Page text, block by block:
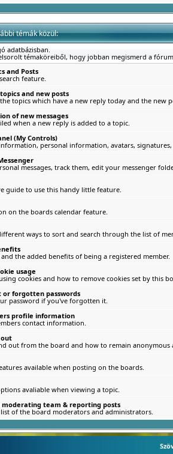
témák közül:
adatbázisban.
témaköreiből, hogy jobban megismerd a
and Posts
feature.
and new posts
topics which have a new reply today and the new
of new messages
when a new reply is added to a topic.
(My Controls)
personal information, avatars,
messages, track them, edit your messenger
guide to use this handy little feature.
on the boards calendar feature.
ways to sort and search through the list of
the added benefits of being a registered member.
usage
cookies and how to remove cookies set by this
or forgotten passwords
password if you've forgotten it.
profile information
contact information.
out from the board and how to remain anonymous
available when posting on the boards.
avaliable when viewing a topic.
team & reporting posts
of the board moderators and administrators.